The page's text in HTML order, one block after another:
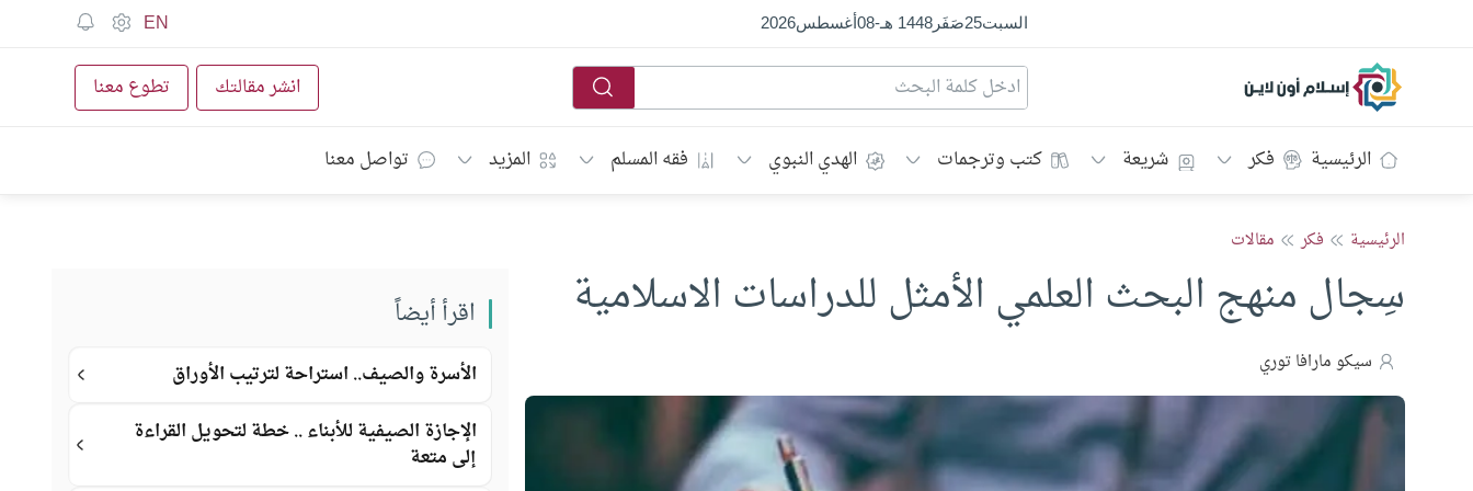
السبت25صَفَر1448 هـ -
08أغسطس2026
EN
إسلام أون لاين انشر مقالتك تطوع معنا
الرئيسية فكر شريعة كتب وترجمات الهدي النبوي فقه المسلم المزيد تواصل معنا
الرئيسية فكر مقالات
سِجال منهج البحث العلمي الأمثل للدراسات الاسلامية
سيكو مارافا توري
اقرأ أيضاً
الأسرة والصيف.. استراحة لترتيب الأوراق
الإجازة الصيفية للأبناء .. خطة لتحويل القراءة
إلى متعة